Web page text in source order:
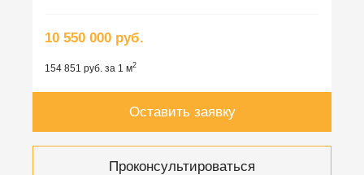
10 550 000 руб.
154 851 руб. за 1 м2
Оставить заявку
Проконсультироваться